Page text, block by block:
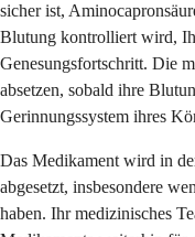
sicher ist,
Blutung kontrolliert wird,
Genesungsfortschritt. Die
absetzen, sobald ihre
Gerinnungssystem ihres
Das Medikament wird in
abgesetzt, insbesondere
haben. Ihr medizinisches